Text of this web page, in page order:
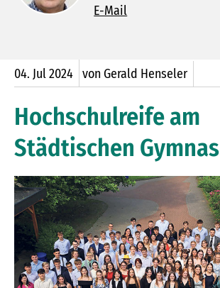
E-Mail
04. Jul2024 von Gerald Henseler
Hochschulreife am
Städtischen